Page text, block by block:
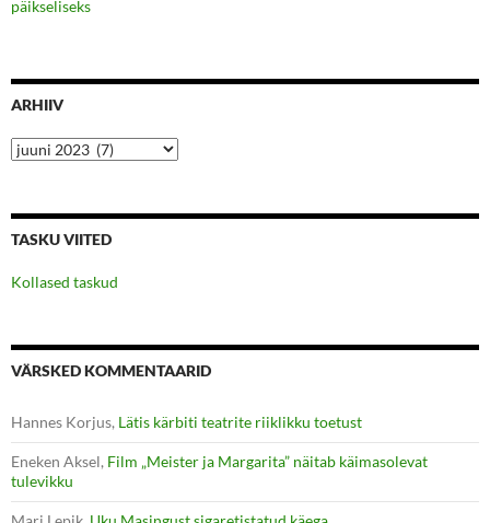
päikseliseks
ARHIIV
Arhiiv
TASKU VIITED
Kollased taskud
VÄRSKED KOMMENTAARID
Hannes Korjus, Lätis kärbiti teatrite riiklikku toetust
Eneken Aksel, Film „Meister ja Margarita” näitab käimasolevat
tulevikku